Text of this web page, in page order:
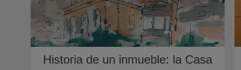
Historia de un inmueble: la Casa